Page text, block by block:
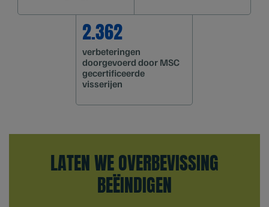
2.362
verbeteringen
doorgevoerd door MSC
gecertificeerde
visserijen
LATEN WE OVERBEVISSING
BEËINDIGEN